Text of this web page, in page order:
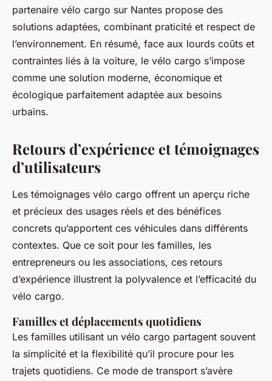
partenaire vélo cargo sur Nantes propose des
solutions adaptées, combinant praticité et respect de
l’environnement. En résumé, face aux lourds coûts et
contraintes liés à la voiture, le vélo cargo s’impose
comme une solution moderne, économique et
écologique parfaitement adaptée aux besoins
urbains.
Retours d’expérience et témoignages
d’utilisateurs
Les témoignages vélo cargo offrent un aperçu riche
et précieux des usages réels et des bénéfices
concrets qu’apportent ces véhicules dans différents
contextes. Que ce soit pour les familles, les
entrepreneurs ou les associations, ces retours
d’expérience illustrent la polyvalence et l’efficacité du
vélo cargo.
Familles et déplacements quotidiens
Les familles utilisant un vélo cargo partagent souvent
la simplicité et la flexibilité qu’il procure pour les
trajets quotidiens. Ce mode de transport s’avère